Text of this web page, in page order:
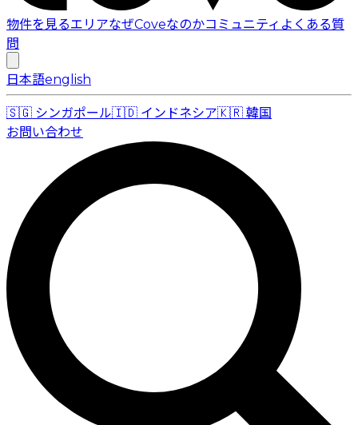
物件を見るエリアなぜCoveなのかコミュニティ よくある質
問
日本語english
🇸🇬 シンガポール🇮🇩 インドネシア🇰🇷 韓国
お問い合わせ